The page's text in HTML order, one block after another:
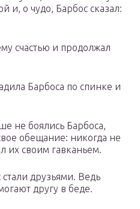
и, о чудо, Барбос сказал:
счастью и продолжал
Барбоса по спинке и
не боялись Барбоса,
обещание: никогда не
их своим гавканьем.
друзьями. Ведь
другу в беде.